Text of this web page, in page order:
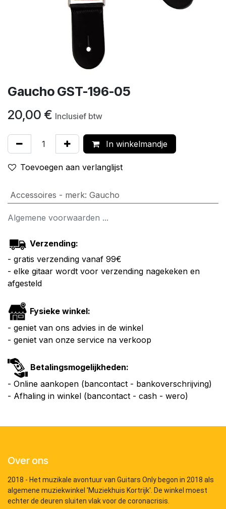
Gaucho GST-196-05
20,00 € Inclusief btw
In winkelmandje
Toevoegen aan verlanglijst
Accessoires - merk: Gaucho
Algemene voorwaarden ...
Verzending:
- gratis verzending vanaf 99€
- elke gitaar wordt voor verzending nagekeken en
afgesteld
Fysieke winkel:
- geniet van ons advies in de winkel
- geniet van onze service na verkoop
Betalingsmogelijkheden:
- Online aankopen (bancontact - bankoverschrijving)
- Afhaling in winkel (bancontact - cash - wero)
Over ons
2018 - Het muzikale avontuur van Guitars Only begon in 2018 als
algemene muziekwinkel 'Muziekhuis Kortrijk'. De winkel moest
echter de deuren sluiten vlak voor de coronacrisis.